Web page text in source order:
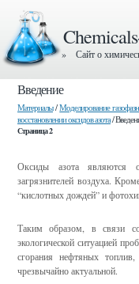
» Сайт о
Введение
Материалы/Моделирование
восстановлении оксидов азота/
Страница 2
Оксиды азота являются
загрязнителей воздуха.
“кислотных дождей” и
Таким образом, в связи
экологической ситуацией
сгорания нефтяных
чрезвычайно актуальной.